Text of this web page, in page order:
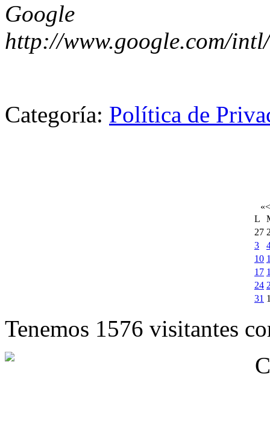
Google
http://www.google.com/
Categoría: Política de
«<
L
27
3
10
17
24
31
Tenemos 1576 visitantes